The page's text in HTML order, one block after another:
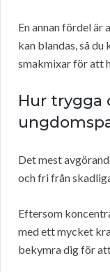
En annan fördel
kan blandas, så
smakmixar för att
Hur trygga
Det mest
och fri från
Eftersom
med ett mycket
bekymra dig för